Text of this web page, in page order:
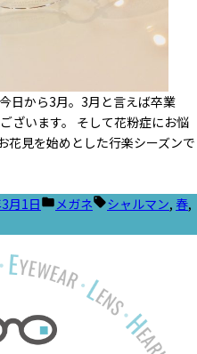
日から3月。3月と言えば卒業
ざいます。 そして花粉症にお悩
花見を始めとした行楽シーズンで
月1日
カ
リ
ー:
メガネ
タ
シャルマン, 春,